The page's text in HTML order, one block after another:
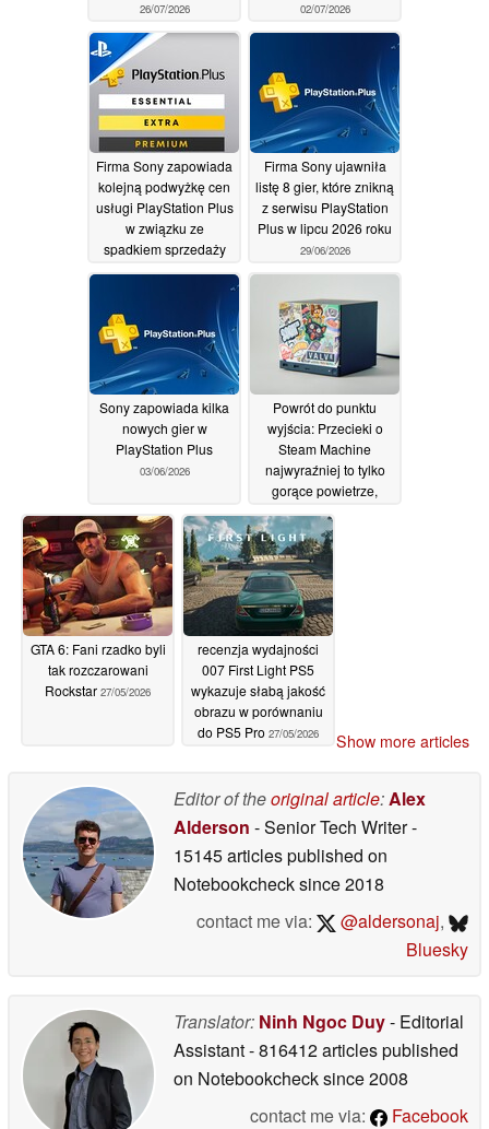
26/07/2026 02/07/2026
Firma Sony zapowiada
kolejną podwyżkę cen
usługi PlayStation Plus
w związku ze
spadkiem sprzedaży
konsoli PS501/07/2026
Firma Sony ujawniła
listę 8 gier, które znikną
z serwisu PlayStation
Plus w lipcu 2026 roku
29/06/2026
Sony zapowiada kilka
nowych gier w
PlayStation Plus
03/06/2026
Powrót do punktu
wyjścia: Przecieki o
Steam Machine
najwyraźniej to tylko
gorące powietrze,
rosną obawy o cenę
28/05/2026
GTA 6: Fani rzadko byli
tak rozczarowani
Rockstar 27/05/2026
recenzja wydajności
007 First Light PS5
wykazuje słabą jakość
obrazu w porównaniu
do PS5 Pro 27/05/2026 Show more articles
Editor of theoriginal article:Alex
Alderson - Senior Tech Writer-
15145 articles published on
Notebookchecksince 2018
contact me via:
@aldersonaj,
Bluesky
Translator: Ninh Ngoc Duy- Editorial
Assistant- 816412 articles published
on Notebookchecksince 2008
contact me via:
Facebook